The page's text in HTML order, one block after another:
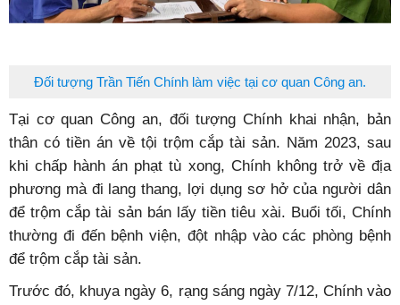
Đối tượng Trần Tiến Chính làm việc tại cơ quan Công an.
Tại cơ quan Công an, đối tượng Chính khai nhận, bản
thân có tiền án về tội trộm cắp tài sản. Năm 2023, sau
khi chấp hành án phạt tù xong, Chính không trở về địa
phương mà đi lang thang, lợi dụng sơ hở của người dân
để trộm cắp tài sản bán lấy tiền tiêu xài. Buổi tối, Chính
thường đi đến bệnh viện, đột nhập vào các phòng bệnh
để trộm cắp tài sản.
Trước đó, khuya ngày 6, rạng sáng ngày 7/12, Chính vào